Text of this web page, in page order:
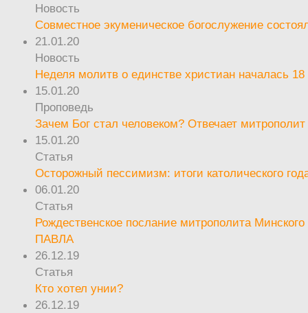
Новость
Совместное экуменическое богослужение
21.01.20
Новость
Неделя молитв о единстве христиан началась 18
15.01.20
Проповедь
Зачем Бог стал человеком? Отвечает
15.01.20
Статья
Осторожный пессимизм: итоги католического
06.01.20
Статья
Рождественское послание митрополита Минского
ПАВЛА
26.12.19
Статья
Кто хотел унии?
26.12.19